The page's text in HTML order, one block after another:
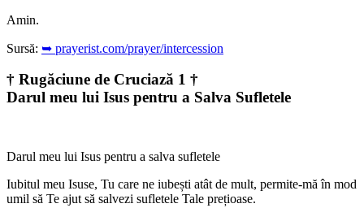
Amin.
Sursă: ➥ prayerist.com/prayer/intercession
† Rugăciune de Cruciază 1 †
Darul meu lui Isus pentru a Salva Sufletele
Darul meu lui Isus pentru a salva sufletele
Iubitul meu Isuse, Tu care ne iubești atât de mult, permite-mă în mod
umil să Te ajut să salvezi sufletele Tale prețioase.